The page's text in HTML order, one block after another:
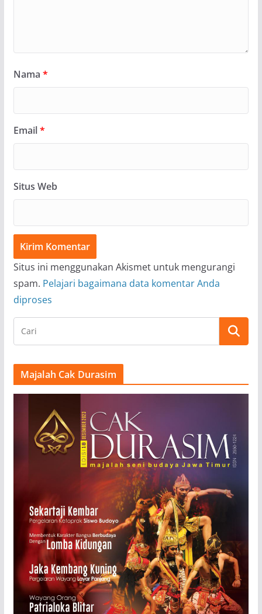
Nama *
Email*
Situs Web
Situs ini menggunakan Akismet untuk mengurangi
spam. Pelajari bagaimana data komentar Anda
diproses
Majalah Cak Durasim